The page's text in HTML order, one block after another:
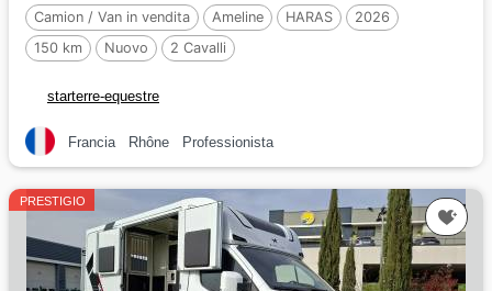
Camion / Van in vendita Ameline HARAS
2026
150 km
Nuovo 2 Cavalli
starterre-equestre
Francia Rhône Professionista
PRESTIGIO